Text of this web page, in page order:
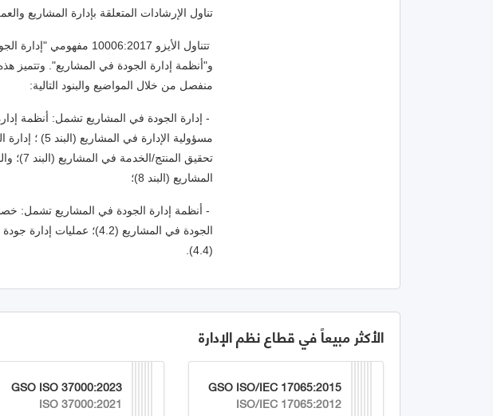
تناول الإرشادات المتعلقة بإدارة المشاريع
منفصل من خلال المواضيع والبنود التالية:
المشاريع (البند 8)؛
(4.4).
الأكثر مبيعاً في قطاع نظم الإدارة
GSO ISO/IEC 17065:2015
ISO/IEC 17065:2012
GSO ISO 37000:2023
ISO 37000:2021